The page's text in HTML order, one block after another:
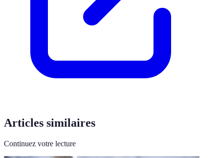
Articles similaires
Continuez votre lecture